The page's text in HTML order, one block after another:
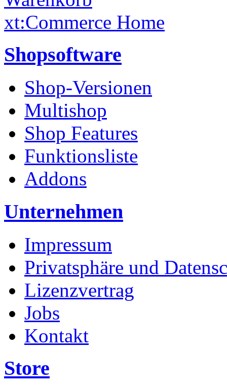
xt:Commerce Home
Shopsoftware
Shop-Versionen
Multishop
Shop Features
Funktionsliste
Addons
Unternehmen
Impressum
Privatsphäre und
Lizenzvertrag
Jobs
Kontakt
Store